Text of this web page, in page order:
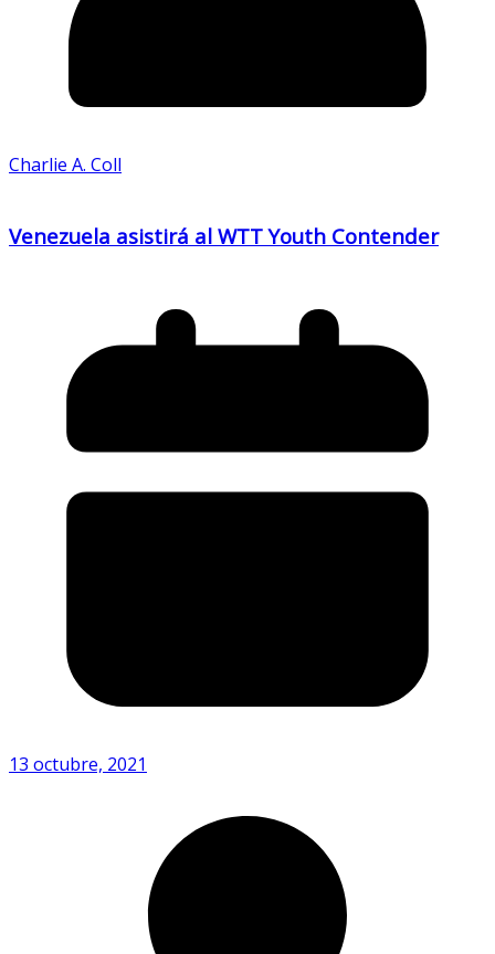
Charlie A. Coll
Venezuela asistirá al WTT Youth Contender
13 octubre, 2021